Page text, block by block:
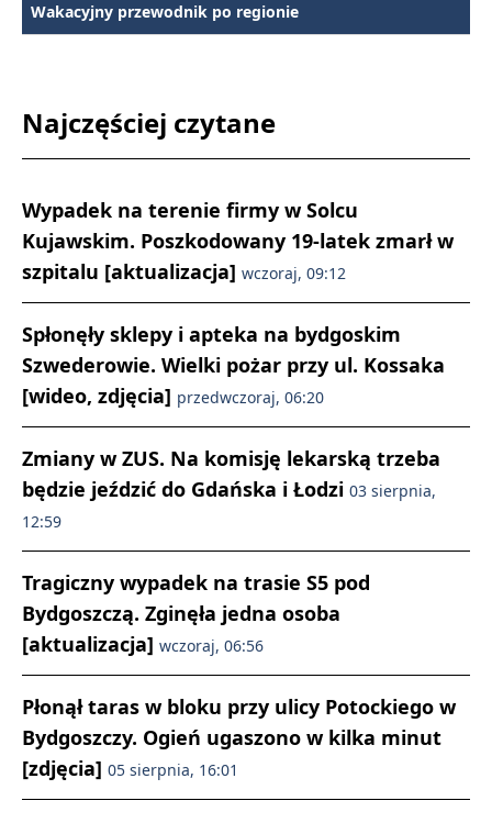
Wakacyjny przewodnik po regionie
Najczęściej czytane
Wypadek na terenie firmy w Solcu
Kujawskim. Poszkodowany 19-latek zmarł w
szpitalu [aktualizacja] wczoraj, 09:12
Spłonęły sklepy i apteka na bydgoskim
Szwederowie. Wielki pożar przy ul. Kossaka
[wideo, zdjęcia] przedwczoraj, 06:20
Zmiany w ZUS. Na komisję lekarską trzeba
będzie jeździć do Gdańska i Łodzi 03 sierpnia,
12:59
Tragiczny wypadek na trasie S5 pod
Bydgoszczą. Zginęła jedna osoba
[aktualizacja] wczoraj, 06:56
Płonął taras w bloku przy ulicy Potockiego w
Bydgoszczy. Ogień ugaszono w kilka minut
[zdjęcia] 05 sierpnia, 16:01